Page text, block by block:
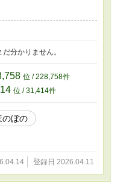
分かりません。
位 / 228,758件
位 / 31,414件
のぼの
登録日 2026.04.11